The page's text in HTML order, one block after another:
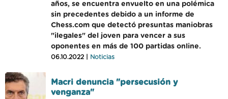
años, se encuentra envuelto en una polémica
sin precedentes debido a un informe de
Chess.com que detectó presuntas maniobras
"ilegales" del joven para vencer a sus
oponentes en más de 100 partidas online.
06.10.2022 | Noticias
Macri denuncia "persecusión y
venganza"